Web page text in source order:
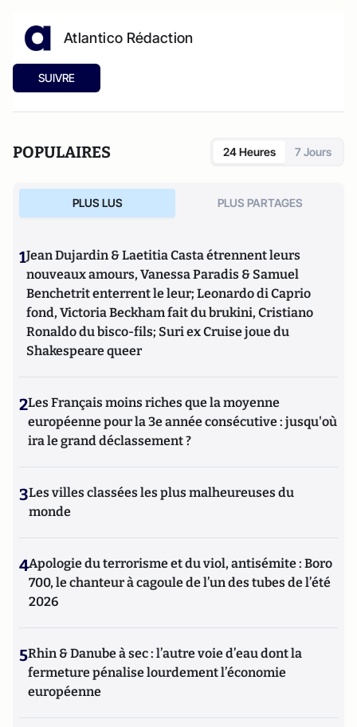
Atlantico Rédaction
SUIVRE
POPULAIRES 24 Heures 7 Jours
PLUS LUS PLUS PARTAGES
1Jean Dujardin & Laetitia Casta étrennent leurs
nouveaux amours, Vanessa Paradis & Samuel
Benchetrit enterrent le leur; Leonardo di Caprio
fond, Victoria Beckham fait du brukini, Cristiano
Ronaldo du bisco-fils; Suri ex Cruise joue du
Shakespeare queer
2Les Français moins riches que la moyenne
européenne pour la 3e année consécutive : jusqu'où
ira le grand déclassement ?
3Les villes classées les plus malheureuses du
monde
4Apologie du terrorisme et du viol, antisémite : Boro
700, le chanteur à cagoule de l’un des tubes de l’été
2026
5Rhin & Danube à sec : l’autre voie d’eau dont la
fermeture pénalise lourdement l’économie
européenne